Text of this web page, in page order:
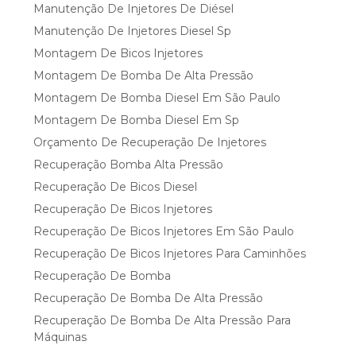
Manutenção De Injetores De Diésel
Manutenção De Injetores Diesel Sp
Montagem De Bicos Injetores
Montagem De Bomba De Alta Pressão
Montagem De Bomba Diesel Em São Paulo
Montagem De Bomba Diesel Em Sp
Orçamento De Recuperação De Injetores
Recuperação Bomba Alta Pressão
Recuperação De Bicos Diesel
Recuperação De Bicos Injetores
Recuperação De Bicos Injetores Em São Paulo
Recuperação De Bicos Injetores Para Caminhões
Recuperação De Bomba
Recuperação De Bomba De Alta Pressão
Recuperação De Bomba De Alta Pressão Para
Máquinas